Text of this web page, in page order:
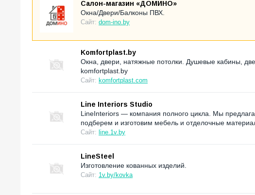
Салон-магазин «ДОМИНО»
Окна/Двери/Балконы ПВХ.
Сайт: dom-ino.by
Komfortplast.by
Окна, двери, натяжные потолки. Душевые кабины,
komfortplast.by
Сайт: komfortplast.com
Line Interiors Studio
LineInteriors — компания полного цикла. Мы
подберем и изготовим мебель и отделочные
Сайт: line.1v.by
LineSteel
Изготовление кованных изделий.
Сайт: 1v.by/kovka